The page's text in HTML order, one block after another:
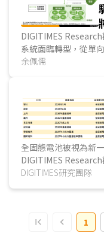
DIGITIMES
系統面臨轉型，從單
化、低碳化、數位化
余佩儒
全固態電池被視為新
DIGITIMES
以2027年為全固態電
DIGITIMES研究團隊
1